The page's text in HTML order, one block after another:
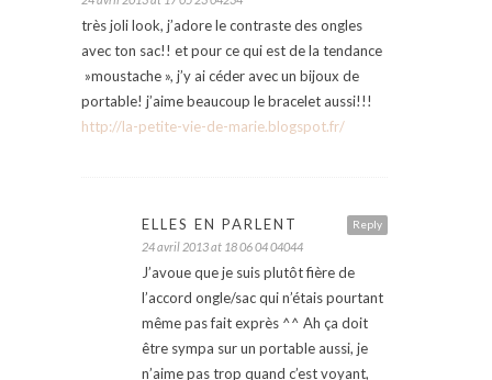
très joli look, j’adore le contraste des ongles
avec ton sac!! et pour ce qui est de la tendance
»moustache », j’y ai céder avec un bijoux de
portable! j’aime beaucoup le bracelet aussi!!!
http://la-petite-vie-de-marie.blogspot.fr/
Reply
ELLES EN PARLENT
24 avril 2013 at 18 06 04 04044
J’avoue que je suis plutôt fière de
l’accord ongle/sac qui n’étais pourtant
même pas fait exprès ^^ Ah ça doit
être sympa sur un portable aussi, je
n’aime pas trop quand c’est voyant,